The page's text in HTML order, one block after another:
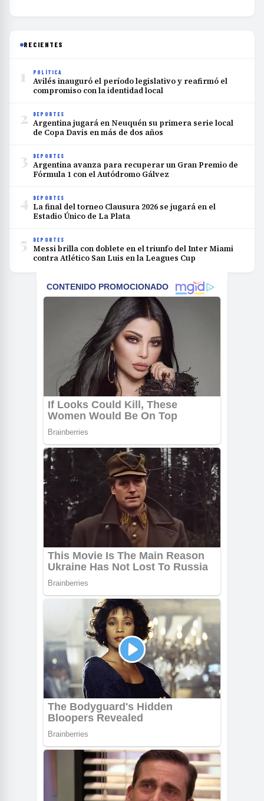
RECIENTES
1 POLÍTICA
Avilés inauguró el período legislativo y reafirmó el
compromiso con la identidad local
2 DEPORTES
Argentina jugará en Neuquén su primera serie local
de Copa Davis en más de dos años
3 DEPORTES
Argentina avanza para recuperar un Gran Premio de
Fórmula 1 con el Autódromo Gálvez
4 DEPORTES
La final del torneo Clausura 2026 se jugará en el
Estadio Único de La Plata
5 DEPORTES
Messi brilla con doblete en el triunfo del Inter Miami
contra Atlético San Luis en la Leagues Cup